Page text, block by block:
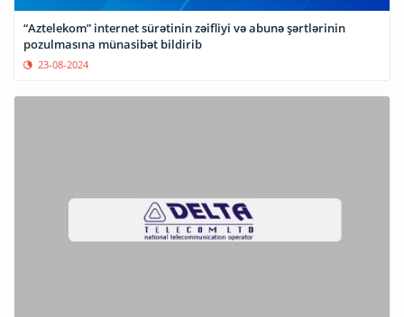
“Aztelekom” internet sürətinin zəifliyi və abunə şərtlərinin
pozulmasına münasibət bildirib
23-08-2024